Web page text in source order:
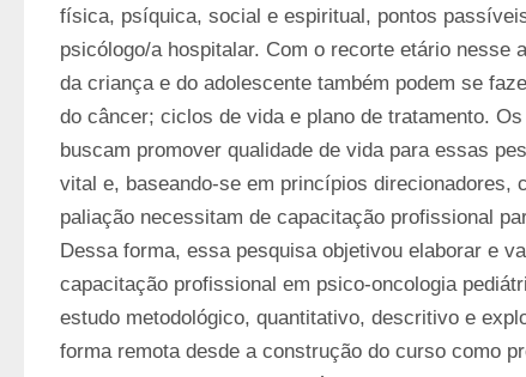
física, psíquica, social e espiritual, pontos
psicólogo/a hospitalar. Com o recorte etário nesse
da criança e do adolescente também podem se
do câncer; ciclos de vida e plano de tratamento.
buscam promover qualidade de vida para essas
vital e, baseando-se em princípios direcionadores,
paliação necessitam de capacitação profissional
Dessa forma, essa pesquisa objetivou elaborar e
capacitação profissional em psico-oncologia
estudo metodológico, quantitativo, descritivo e
forma remota desde a construção do curso como